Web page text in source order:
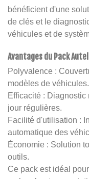
bénéficient d'une
de clés et le
véhicules et de
Avantages du Pack
Polyvalence :
modèles de véhicules.
Efficacité :
jour régulières.
Facilité d'utilisation :
automatique des
Économie : Solution
outils.
Ce pack est idéal